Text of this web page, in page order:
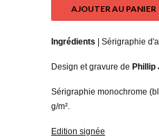
AJOUTER AU PANIER
Ingrédients | Sérigraphie
Design et gravure de Phillip
Sérigraphie monochrome
g/m².
Edition signée